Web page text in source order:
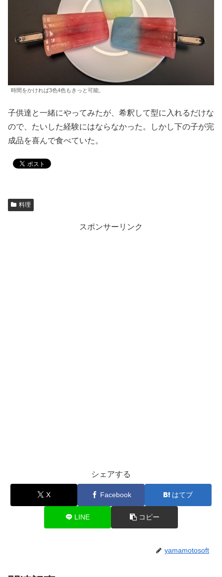
時間をかければ3色4色もきっと可能。
子供達と一緒にやってみたが、希釈して型に入れるだけな
ので、たいした経験にはならなかった。しかし下の子が完
成品を喜んで食べていた。
料理
スポンサーリンク
シェアする
X Facebook はてブ
LINE コピー
yamamotosoft